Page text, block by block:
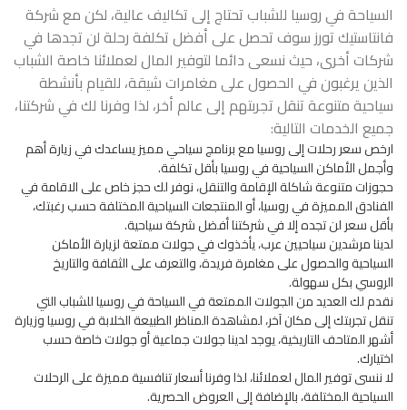
السياحة في روسيا للشباب تحتاج إلى تكاليف عالية، لكن مع شركة
فانتاستيك تورز سوف تحصل على أفضل تكلفة رحلة لن تجدها في
شركات أخرى، حيث نسعى دائما لتوفير المال لعملائنا خاصة الشباب
الذين يرغبون في الحصول على مغامرات شيقة، للقيام بأنشطة
سياحية متنوعة تنقل تجربتهم إلى عالم أخر، لذا وفرنا لك في شركتنا،
جميع الخدمات التالية:
ارخص سعر رحلات إلى روسيا مع برنامج سياحي مميز يساعدك في زيارة أهم
وأجمل الأماكن السياحية في روسيا بأقل تكلفة.
حجوزات متنوعة شاكلة الإقامة والتنقل، نوفر لك حجز خاص على الاقامة في
الفنادق المميزة في روسيا، أو المنتجعات السياحية المختلفة حسب رغبتك،
بأقل سعر لن تجده إلا في شركتنا أفضل شركة سياحية.
لدينا مرشدين سياحيين عرب، يأخذوك في جولات ممتعة لزيارة الأماكن
السياحية والحصول على مغامرة فريدة، والتعرف على الثقافة والتاريخ
الروسي بكل سهولة.
نقدم لك العديد من الجولات الممتعة في السياحة في روسيا للشباب التي
تنقل تجربتك إلى مكان آخر، لمشاهدة المناظر الطبيعة الخلابة في روسيا وزيارة
أشهر المتاحف التاريخية، يوجد لدينا جولات جماعية أو جولات خاصة حسب
اختيارك.
لا ننسى توفير المال لعملائنا، لذا وفرنا أسعار تنافسية مميزة على الرحلات
السياحية المختلفة، بالإضافة إلى العروض الحصرية.